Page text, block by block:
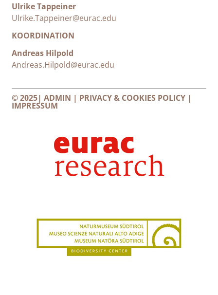
Ulrike Tappeiner
Ulrike.Tappeiner@eurac.edu
KOORDINATION
Andreas Hilpold
Andreas.Hilpold@eurac.edu
© 2025| ADMIN | PRIVACY & COOKIES POLICY |
IMPRESSUM